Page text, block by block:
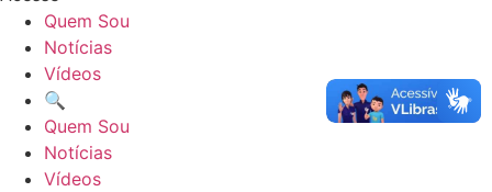
Quem Sou
Notícias
Vídeos
🔍
Quem Sou
Notícias
Vídeos